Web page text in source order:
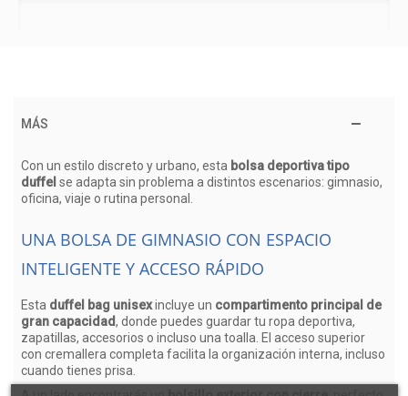
MÁS
Con un estilo discreto y urbano, esta bolsa deportiva tipo
duffel se adapta sin problema a distintos escenarios: gimnasio,
oficina, viaje o rutina personal.
UNA BOLSA DE GIMNASIO CON ESPACIO
INTELIGENTE Y ACCESO RÁPIDO
Esta duffel bag unisexincluye un compartimento principal de
gran capacidad, donde puedes guardar tu ropa deportiva,
zapatillas, accesorios o incluso una toalla. El acceso superior
con cremallera completa facilita la organización interna, incluso
cuando tienes prisa.